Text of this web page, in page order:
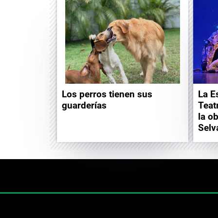
Los perros tienen sus
guarderías
La
la